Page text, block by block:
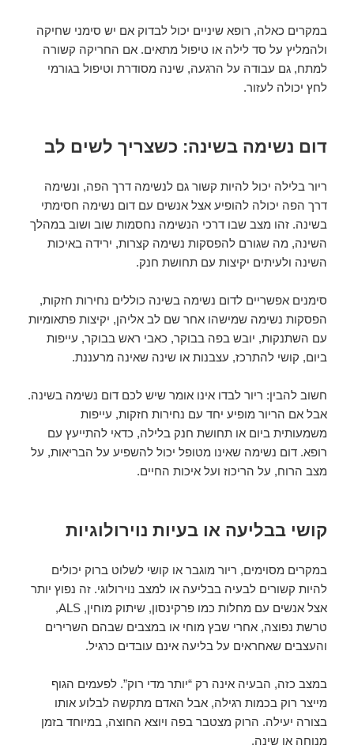
במקרים כאלה, רופא שיניים יכול לבדוק אם יש סימני שחיקה
ולהמליץ על סד לילה או טיפול מתאים. אם החריקה קשורה
למתח, גם עבודה על הרגעה, שינה מסודרת וטיפול בגורמי
לחץ יכולה לעזור.
דום נשימה בשינה: כשצריך לשים לב
ריור בלילה יכול להיות קשור גם לנשימה דרך הפה, ונשימה
דרך הפה יכולה להופיע אצל אנשים עם דום נשימה חסימתי
בשינה. זהו מצב שבו דרכי הנשימה נחסמות שוב ושוב במהלך
השינה, מה שגורם להפסקות נשימה קצרות, ירידה באיכות
השינה ולעיתים יקיצות עם תחושת חנק.
סימנים אפשריים לדום נשימה בשינה כוללים נחירות חזקות,
הפסקות נשימה שמישהו אחר שם לב אליהן, יקיצות פתאומיות
עם השתנקות, יובש בפה בבוקר, כאבי ראש בבוקר, עייפות
ביום, קושי להתרכז, עצבנות או שינה שאינה מרעננת.
חשוב להבין: ריור לבדו אינו אומר שיש לכם דום נשימה בשינה.
אבל אם הריור מופיע יחד עם נחירות חזקות, עייפות
משמעותית ביום או תחושת חנק בלילה, כדאי להתייעץ עם
רופא. דום נשימה שאינו מטופל יכול להשפיע על הבריאות, על
מצב הרוח, על הריכוז ועל איכות החיים.
קושי בבליעה או בעיות נוירולוגיות
במקרים מסוימים, ריור מוגבר או קושי לשלוט ברוק יכולים
להיות קשורים לבעיה בבליעה או למצב נוירולוגי. זה נפוץ יותר
אצל אנשים עם מחלות כמו פרקינסון, שיתוק מוחין, ALS,
טרשת נפוצה, אחרי שבץ מוחי או במצבים שבהם השרירים
והעצבים שאחראים על בליעה אינם עובדים כרגיל.
במצב כזה, הבעיה אינה רק “יותר מדי רוק”. לפעמים הגוף
מייצר רוק בכמות רגילה, אבל האדם מתקשה לבלוע אותו
בצורה יעילה. הרוק מצטבר בפה ויוצא החוצה, במיוחד בזמן
מנוחה או שינה.